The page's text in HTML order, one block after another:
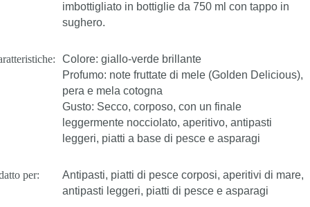
imbottigliato in bottiglie da 750 ml con tappo in
sughero.
Colore: giallo-verde brillante
Profumo: note fruttate di mele (Golden Delicious),
pera e mela cotogna
Gusto: Secco, corposo, con un finale
leggermente nocciolato, aperitivo, antipasti
leggeri, piatti a base di pesce e asparagi
per:
Antipasti, piatti di pesce corposi, aperitivi di mare,
antipasti leggeri, piatti di pesce e asparagi